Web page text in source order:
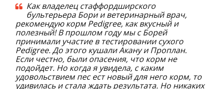
Как владелец стаффордширского
бультерьера Бори и ветеринарный врач,
рекомендую корм Pedigree, как вкусный и
полезный! В прошлом году мы с Борей
принимали участие в тестировании сухого
Pedigree. До этого кушали Акану и Проплан.
Если честно, были опасения, что корм не
подойдет. Но когда я увидела, с каким
удовольствием пес ест новый для него корм, то
удивилась и стала ждать результата. Но никаких